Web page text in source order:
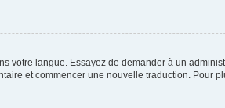
langue. Essayez de demander à un
et commencer une nouvelle traduction. Pour